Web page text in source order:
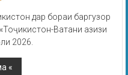
дар бораи баргузор
Ватани азизи
2026.